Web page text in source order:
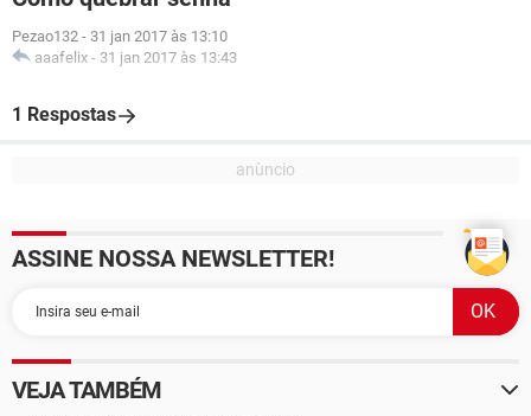
Pezao132 - 31 jan 2017 às 13:10
aaafelix - 31 jan 2017 às 13:43
1 Respostas
ASSINE NOSSA NEWSLETTER!
VEJA TAMBÉM